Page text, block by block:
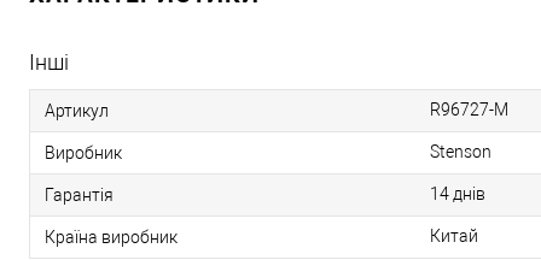
Інші
Артикул R96727-M
Виробник Stenson
Гарантія 14 днів
Країна виробник Китай